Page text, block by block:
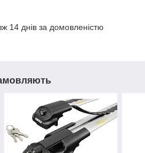
14 днів за домовленістю